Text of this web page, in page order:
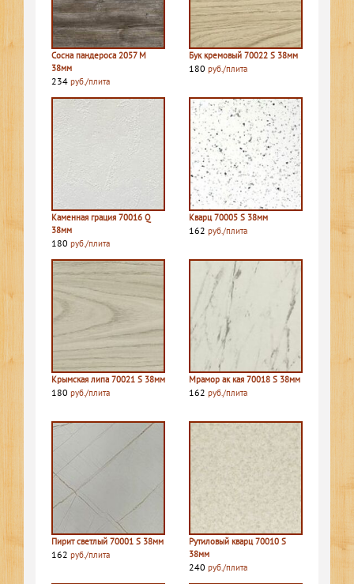
Сосна пандероса 2057 M
38мм
234 руб./плита
Бук кремовый 70022 S 38мм
180 руб./плита
Каменная грация 70016 Q
38мм
180 руб./плита
Кварц 70005 S 38мм
162 руб./плита
Крымская липа 70021 S 38мм
180 руб./плита
Мрамор ак кая 70018 S 38мм
162 руб./плита
Пирит светлый 70001 S 38мм
162 руб./плита
Рутиловый кварц 70010 S
38мм
240 руб./плита